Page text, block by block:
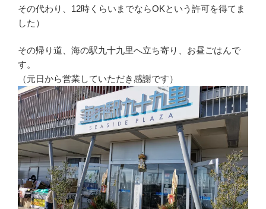
その代わり、12時くらいまでならOKという許可を得てま
した）
その帰り道、海の駅九十九里へ立ち寄り、お昼ごはんで
す。
（元日から営業していただき感謝です）